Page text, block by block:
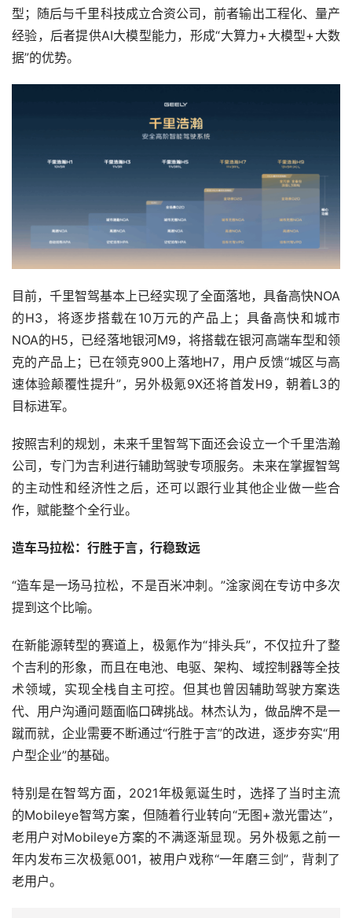
型；随后与千里科技成立合资公司，前者输出工程化、量产
经验，后者提供AI大模型能力，形成“大算力+大模型+大数
据”的优势。
目前，千里智驾基本上已经实现了全面落地，具备高快NOA
的H3，将逐步搭载在10万元的产品上；具备高快和城市
NOA的H5，已经落地银河M9，将搭载在银河高端车型和领
克的产品上；已在领克900上落地H7，用户反馈“城区与高
速体验颠覆性提升”，另外极氪9X还将首发H9，朝着L3的
目标进军。
按照吉利的规划，未来千里智驾下面还会设立一个千里浩瀚
公司，专门为吉利进行辅助驾驶专项服务。未来在掌握智驾
的主动性和经济性之后，还可以跟行业其他企业做一些合
作，赋能整个全行业。
造车马拉松：行胜于言，行稳致远
“造车是一场马拉松，不是百米冲刺。”淦家阅在专访中多次
提到这个比喻。
在新能源转型的赛道上，极氪作为“排头兵”，不仅拉升了整
个吉利的形象，而且在电池、电驱、架构、域控制器等全技
术领域，实现全栈自主可控。但其也曾因辅助驾驶方案迭
代、用户沟通问题面临口碑挑战。林杰认为，做品牌不是一
蹴而就，企业需要不断通过“行胜于言”的改进，逐步夯实“用
户型企业”的基础。
特别是在智驾方面，2021年极氪诞生时，选择了当时主流
的Mobileye智驾方案，但随着行业转向“无图+激光雷达”，
老用户对Mobileye方案的不满逐渐显现。另外极氪之前一
年内发布三次极氪001，被用户戏称“一年磨三剑”，背刺了
老用户。